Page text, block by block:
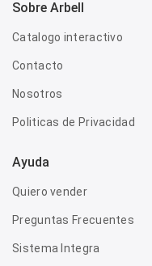
Sobre Arbell
Catalogo interactivo
Contacto
Nosotros
Politicas de Privacidad
Ayuda
Quiero vender
Preguntas Frecuentes
Sistema Integra